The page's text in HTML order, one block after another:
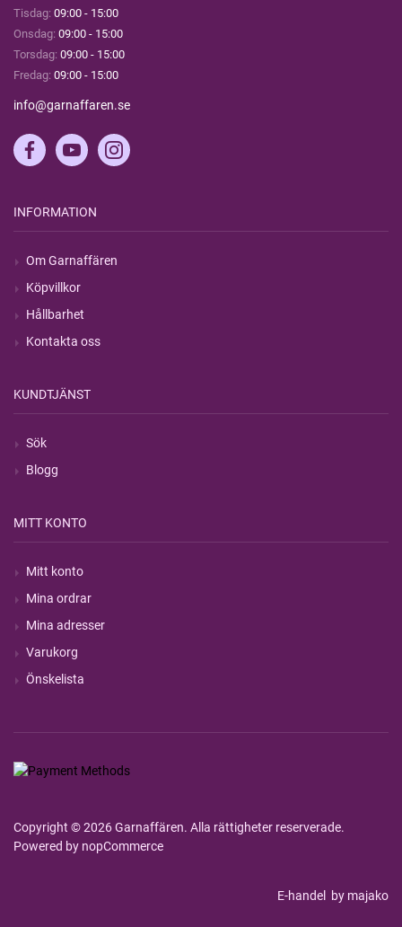
Tisdag: 09:00 - 15:00
Onsdag: 09:00 - 15:00
Torsdag: 09:00 - 15:00
Fredag: 09:00 - 15:00
info@garnaffaren.se
INFORMATION
Om Garnaffären
Köpvillkor
Hållbarhet
Kontakta oss
KUNDTJÄNST
Sök
Blogg
MITT KONTO
Mitt konto
Mina ordrar
Mina adresser
Varukorg
Önskelista
Copyright © 2026 Garnaffären. Alla rättigheter reserverade.
Powered by nopCommerce
E-handel by majako